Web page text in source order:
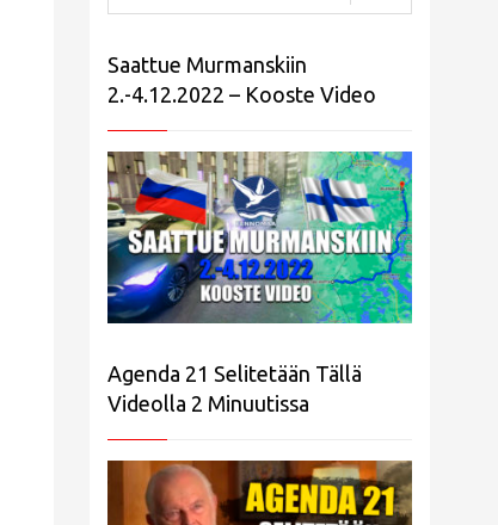
Saattue Murmanskiin
2.-4.12.2022 – Kooste Video
Agenda 21 Selitetään Tällä
Videolla 2 Minuutissa